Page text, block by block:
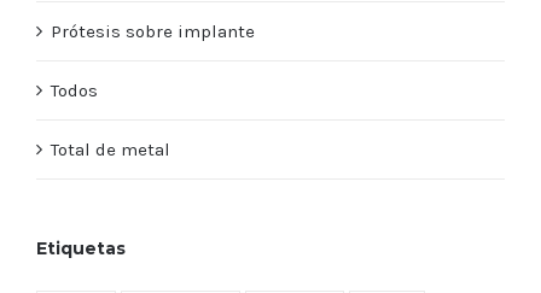
Prótesis sobre implante
Todos
Total de metal
Etiquetas